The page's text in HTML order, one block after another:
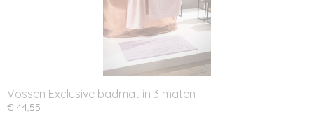
Vossen Exclusive badmat in 3 maten
€ 44,55